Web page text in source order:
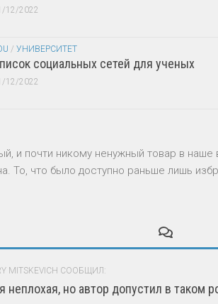
12/2022
/ УНИВЕРСИТЕТ
социальных сетей для ученых
12/2022
и почти никому ненужный товар в
То, что было доступно раньше лишь
MITSKEVICH СООБЩИЛ:
неплохая, но автор допустил в таком